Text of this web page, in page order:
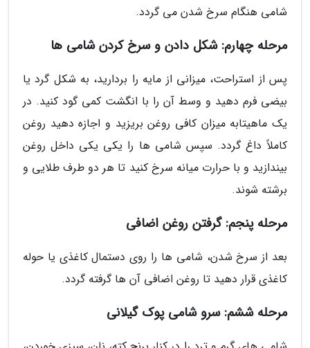
شامی هنگام سرخ شدن می گردد.
مرحله چهارم: شکل دادن و سرخ کردن شامی ها
پس از استراحت، میزانی از مایه را بردارید، به شکل گرد یا
بیضی فرم دهید و وسط آن را با انگشت کمی گود کنید. در
یک ماهیتابه میزان کافی روغن بریزید و اجازه دهید روغن
کاملاً داغ گردد. سپس شامی ها را یکی یکی داخل روغن
بیندازید و با حرارت میانه سرخ کنید تا هر دو طرف طلایی و
برشته شوند.
مرحله پنجم: گرفتن روغن اضافی
بعد از سرخ شدن، شامی ها را روی دستمال کاغذی یا حوله
کاغذی قرار دهید تا روغن اضافی آن ها گرفته گردد.
مرحله ششم: سرو شامی پوک گیلانی